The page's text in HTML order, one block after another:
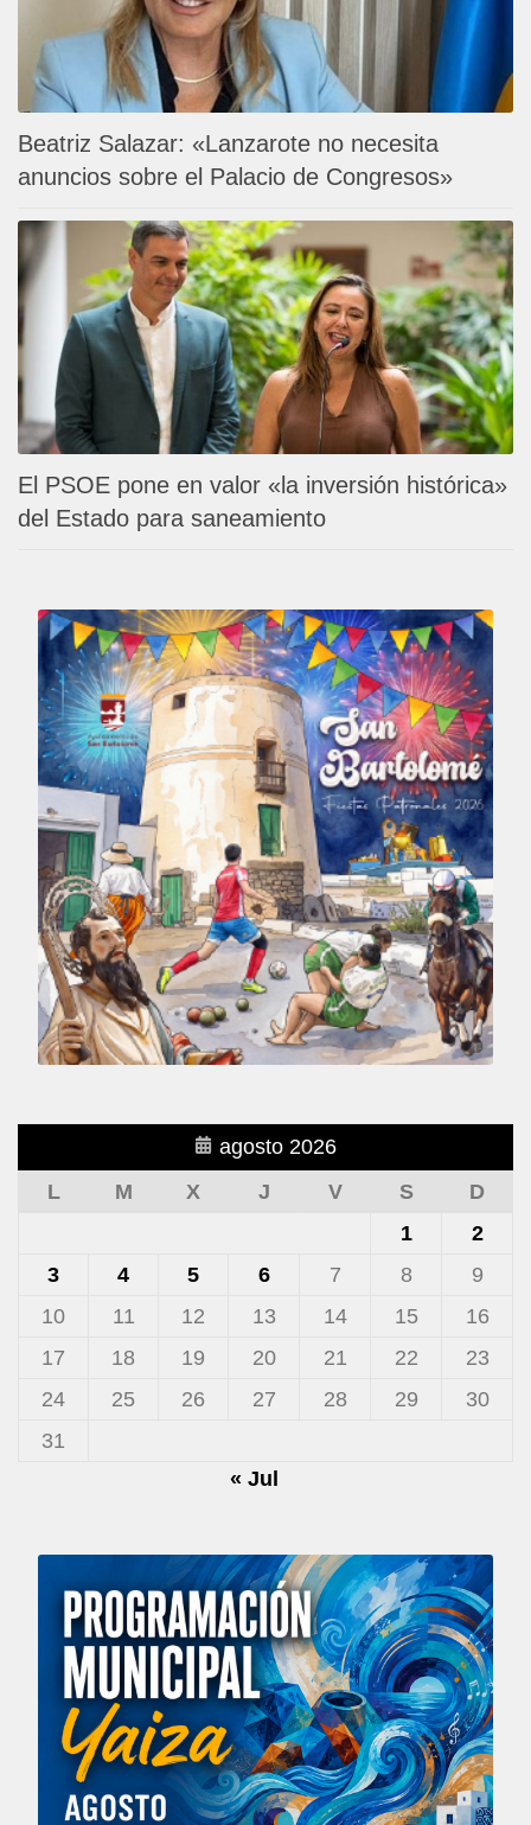
Beatriz Salazar: «Lanzarote no necesita
anuncios sobre el Palacio de Congresos»
El PSOE pone en valor «la inversión histórica»
del Estado para saneamiento
agosto 2026
L
M X J V S
D
1
2
3
4 5 6 7 8
9
10
11 12 13 14 15
16
17
18 19 20 21 22
23
24
25 26 27 28 29
30
31
« Jul